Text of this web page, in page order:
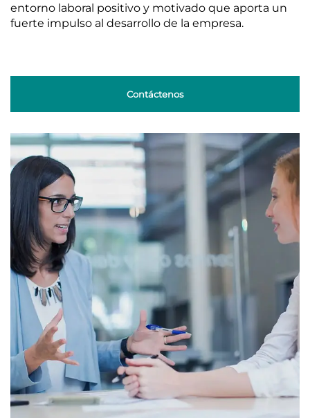
entorno laboral positivo y motivado que aporta un
fuerte impulso al desarrollo de la empresa.
Contáctenos